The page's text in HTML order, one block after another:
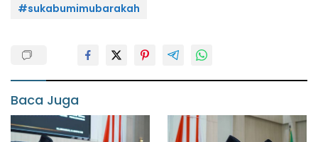
#sukabumimubarakah
Baca Juga